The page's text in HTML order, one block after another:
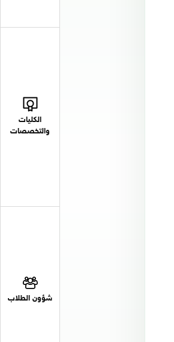
الكليات
والتخصصات
شؤون الطلاب